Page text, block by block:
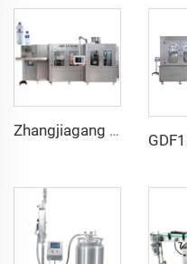
Zhangjiagang Reliable Machine de remplissage et d'emballage de bouteilles en plastique CGF40/40/12